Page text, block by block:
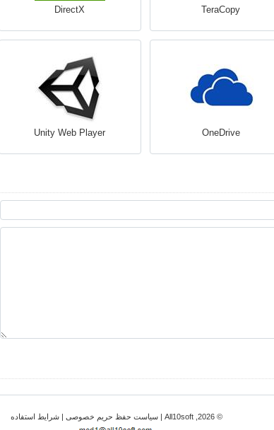
TeraCopy
DirectX
OneDrive
Unity Web Player
© 2026, All10soft | سیاست حفظ حریم خصوصی | شرایط استفاده